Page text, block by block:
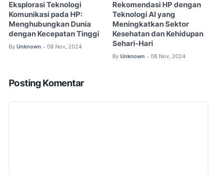
Eksplorasi Teknologi
Komunikasi pada HP:
Menghubungkan Dunia
dengan Kecepatan Tinggi
By Unknown • 08 Nov, 2024
Rekomendasi HP dengan
Teknologi AI yang
Meningkatkan Sektor
Kesehatan dan Kehidupan
Sehari-Hari
By Unknown • 08 Nov, 2024
Posting Komentar